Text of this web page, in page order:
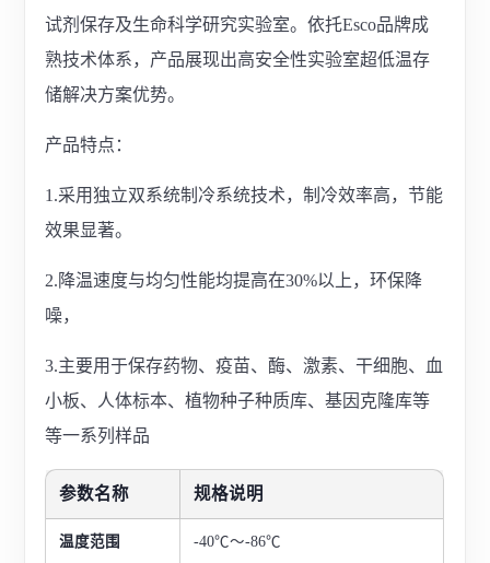
试剂保存及生命科学研究实验室。依托Esco品牌成
熟技术体系，产品展现出高安全性实验室超低温存
储解决方案优势。
产品特点：
1.采用独立双系统制冷系统技术，制冷效率高，节能
效果显著。
2.降温速度与均匀性能均提高在30%以上，环保降
噪，
3.主要用于保存药物、疫苗、酶、激素、干细胞、血
小板、人体标本、植物种子种质库、基因克隆库等
等一系列样品
参数名称 规格说明
温度范围 -40℃～-86℃